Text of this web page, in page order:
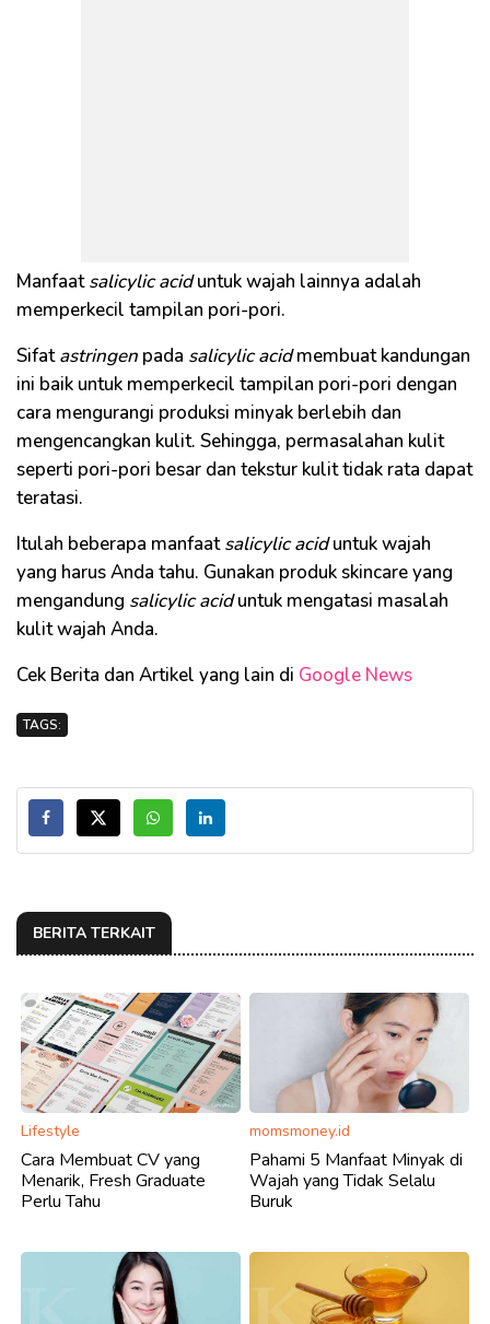
Manfaatsalicylic aciduntuk wajah lainnya adalah
memperkecil tampilan pori-pori.
Sifatastringen pada salicylic acidmembuat kandungan
ini baik untuk memperkecil tampilan pori-pori dengan
cara mengurangi produksi minyak berlebih dan
mengencangkan kulit. Sehingga, permasalahan kulit
seperti pori-pori besar dan tekstur kulit tidak rata dapat
teratasi.
Itulah beberapa manfaatsalicylic aciduntuk wajah
yang harus Anda tahu. Gunakan produk skincare yang
mengandung salicylic aciduntuk mengatasi masalah
kulit wajah Anda.
Cek Berita dan Artikel yang lain di Google News
TAGS:
BERITA TERKAIT
Lifestyle
Cara Membuat CV yang
Menarik, Fresh Graduate
Perlu Tahu
momsmoney.id
Pahami 5 Manfaat Minyak di
Wajah yang Tidak Selalu
Buruk